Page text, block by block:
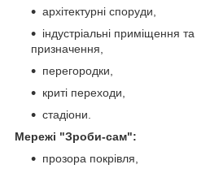
архітектурні споруди,
індустріальні приміщення
призначення,
перегородки,
криті переходи,
стадіони.
Мережі "Зроби-cам":
прозора покрівля,